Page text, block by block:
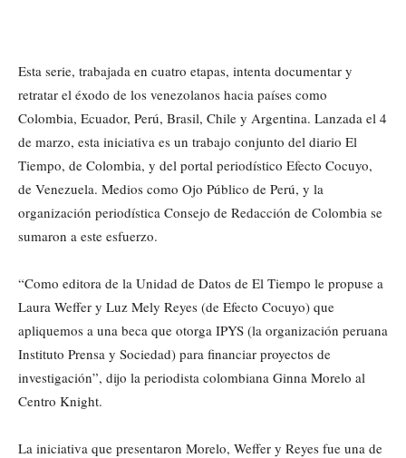
Esta serie, trabajada en cuatro etapas, intenta documentar y
retratar el éxodo de los venezolanos hacia países como
Colombia, Ecuador, Perú, Brasil, Chile y Argentina. Lanzada el 4
de marzo, esta iniciativa es un trabajo conjunto del diario El
Tiempo, de Colombia, y del portal periodístico Efecto Cocuyo,
de Venezuela. Medios como Ojo Público de Perú, y la
organización periodística Consejo de Redacción de Colombia se
sumaron a este esfuerzo.
“Como editora de la Unidad de Datos de El Tiempo le propuse a
Laura Weffer y Luz Mely Reyes (de Efecto Cocuyo) que
apliquemos a una beca que otorga IPYS (la organización peruana
Instituto Prensa y Sociedad) para financiar proyectos de
investigación”, dijo la periodista colombiana Ginna Morelo al
Centro Knight.
La iniciativa que presentaron Morelo, Weffer y Reyes fue una de